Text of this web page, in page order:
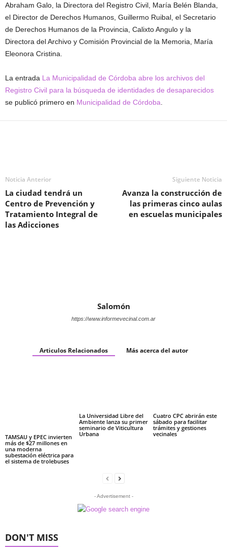
Abraham Galo, la Directora del Registro Civil, María Belén Blanda,
el Director de Derechos Humanos, Guillermo Ruibal, el Secretario
de Derechos Humanos de la Provincia, Calixto Angulo y la
Directora del Archivo y Comisión Provincial de la Memoria, María
Eleonora Cristina.
La entrada La Municipalidad de Córdoba abre los archivos del
Registro Civil para la búsqueda de identidades de desaparecidos
se publicó primero en Municipalidad de Córdoba
Noticia Anterior
La ciudad tendrá un
Centro de Prevención y
Tratamiento Integral de
las Adicciones
Siguiente Noticia
Avanza la construcción de
las primeras cinco aulas
en escuelas municipales
Salomón
https://www.informevecinal.com.ar
Articulos Relacionados Más acerca del autor
TAMSAU y EPEC invierten
más de $27 millones en
una moderna
subestación eléctrica para
el sistema de trolebuses
La Universidad Libre del
Ambiente lanza su primer
seminario de Viticultura
Urbana
Cuatro CPC abrirán este
sábado para facilitar
trámites y gestiones
vecinales
- Advertisement -
DON'T MISS